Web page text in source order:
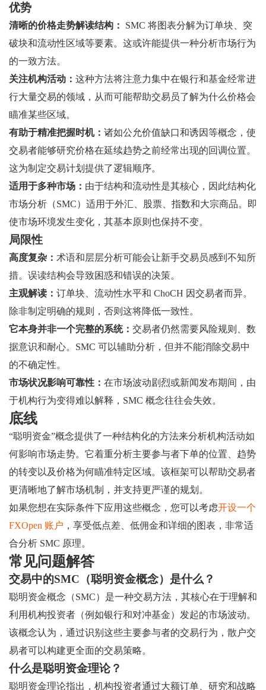
优势
清晰的价格走势解读结构：
SMC 将图表分解为订单块、突
破块和流动性区域等要素。这或许能提供一种分析市场行为
的一致方法。
关注机构活动： 这种方法将注意力集中在银行和基金经常进
行大量交易的领域，从而可能帮助交易员了解为什么价格会
瞄准某些区域。
有助于精准把握时机： 诸如公允价值缺口和诱因等概念，使
交易者能够研究价格在延续趋势之前经常出现的回调位置。
这为制定交易计划提供了逻辑顺序。
适用于多种市场： 由于结构和流动性是其核心，因此结构化
市场分析（SMC）适用于外汇、股票、指数和大宗商品。即
使市场环境发生变化，其基本原则也保持不变。
局限性
高度复杂： 术语和层层分析可能会让新手交易员感到不知所
措。误读结构会导致困惑和错误的决策。
主观解读： 订单块、流动性水平和 ChoCH 因交易者而异。
除非制定明确的规则，否则这将降低一致性。
它本身并非一个完整的系统： 交易者仍然需要风险规则、数
据意识和耐心。SMC 可以辅助分析，但并不能消除交易中
的不确定性。
市场状况影响可靠性： 在市场波动剧烈或新闻发布期间，由
于机构行为变得难以解释，SMC 概念往往会失效。
底线
“聪明资金”概念提供了一种结构化的方法来分析机构活动如
何影响市场走势。它着重分析主要参与者下单的位置、趋势
的转变以及价格为何瞄准特定区域。该框架可以帮助交易者
更清晰地了解市场机制，并支持更严谨的规划。
如果您想在实际条件下应用这些概念，您可以考虑开设一个
FXOpen 账户 ，享受低点差、低佣金和详细的图表，非常适
合分析 SMC 原理。
常见问题解答
交易中的SMC（聪明资金概念）是什么？
聪明资金概念（SMC）是一种交易方法，其核心在于理解和
利用机构投资者（例如银行和对冲基金）发起的市场波动。
该概念认为，通过识别这些主要参与者的交易行为，散户交
易者可以构建更全面的交易策略。
什么是聪明资金理论？
聪明资金理论指出，机构投资者通过大额订单、研究和战略